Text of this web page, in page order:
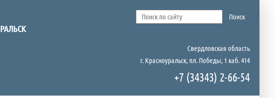
Свердловская область
г. Красноуральск, пл. Победы, 1 каб. 414
+7 (34343) 2-66-54